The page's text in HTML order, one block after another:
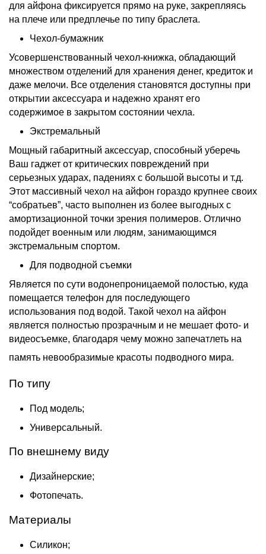
для айфона фиксируется прямо на руке, закрепляясь
на плече или предплечье по типу браслета.
Чехол-бумажник
Усовершенствованный чехол-книжка, обладающий
множеством отделений для хранения денег, кредиток и
даже мелочи. Все отделения становятся доступны при
открытии аксессуара и надежно хранят его
содержимое в закрытом состоянии чехла.
Экстремальный
Мощный габаритный аксессуар, способный уберечь
Ваш гаджет от критических повреждений при
серьезных ударах, падениях с большой высоты и т.д.
Этот массивный чехол на айфон гораздо крупнее своих
“собратьев”, часто выполнен из более выгодных с
амортизационной точки зрения полимеров. Отлично
подойдет военным или людям, занимающимся
экстремальным спортом.
Для подводной съемки
Является по сути водонепроницаемой полостью, куда
помещается телефон для последующего
использования под водой. Такой чехол на айфон
является полностью прозрачным и не мешает фото- и
видеосъемке, благодаря чему можно запечатлеть на
память невообразимые красоты подводного мира.
По типу
Под модель;
Универсальный.
По внешнему виду
Дизайнерские;
Фотопечать.
Материалы
Силикон;